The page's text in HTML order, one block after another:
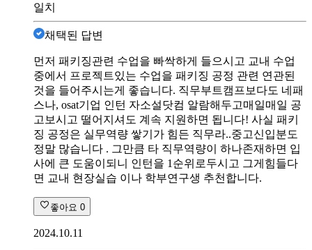
일치
채택된 답변
먼저 패키징관련 수업을 빠싹하게 들으시고 교내 수업
중에서 프로젝트있는 수업을 패키징 공정 관련 연관된
것을 들어주시는게 좋습니다. 직무부트캠프보다도 네패
스나, osat기업 인턴 자소설닷컴 알람해두고매일매일 공
고보시고 떨어지셔도 계속 지원하면 됩니다! 사실 패키
징 공정은 실무역량 쌓기가 힘든 직무라..중고신입분도
정말 많습니다 . 그만큼 타 직무역량이 하나존재하면 입
사에 큰 도움이되니 인턴을 1순위로두시고 그게힘들다
면 교내 현장실습 이나 학부연구생 추천합니다.
좋아요 0
2024.10.11